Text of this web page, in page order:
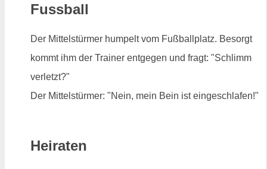
Fussball
Der Mittelstürmer humpelt vom Fußballplatz. Besorgt
kommt ihm der Trainer entgegen und fragt: "Schlimm
verletzt?"
Der Mittelstürmer: "Nein, mein Bein ist eingeschlafen!"
Heiraten